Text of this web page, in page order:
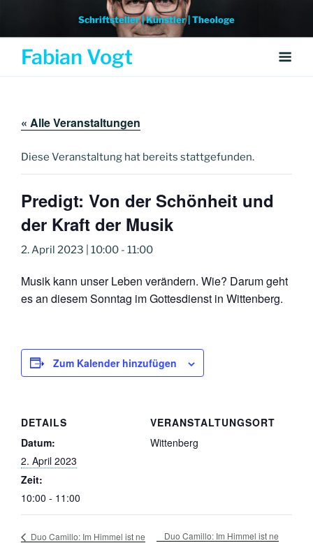
Inhalt
Schriftsteller | Künstler | Theologe
Fabian Vogt
« Alle Veranstaltungen
Diese Veranstaltung hat bereits stattgefunden.
Predigt: Von der Schönheit und
der Kraft der Musik
2. April 2023 | 10:00 - 11:00
Musik kann unser Leben verändern. Wie? Darum geht
es an diesem Sonntag im Gottesdienst in Wittenberg.
Zum Kalender hinzufügen
DETAILS
Datum:
2. April 2023
Zeit:
10:00 - 11:00
VERANSTALTUNGSORT
Wittenberg
Duo Camillo: Im Himmel ist ne
Duo Camillo: Im Himmel ist ne